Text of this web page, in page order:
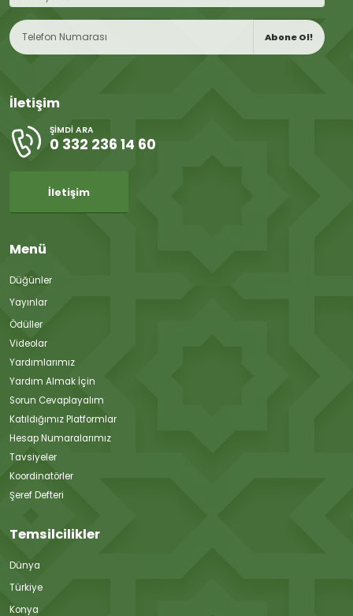
Abone Ol!
İletişim
ŞIMDI ARA
0 332 236 14 60
İletişim
Menü
Düğünler
Yayınlar
Ödüller
Videolar
Yardımlarımız
Yardım Almak İçin
Sorun Cevaplayalım
Katıldığımız Platformlar
Hesap Numaralarımız
Tavsiyeler
Koordinatörler
Şeref Defteri
Temsilcilikler
Dünya
Türkiye
Konya